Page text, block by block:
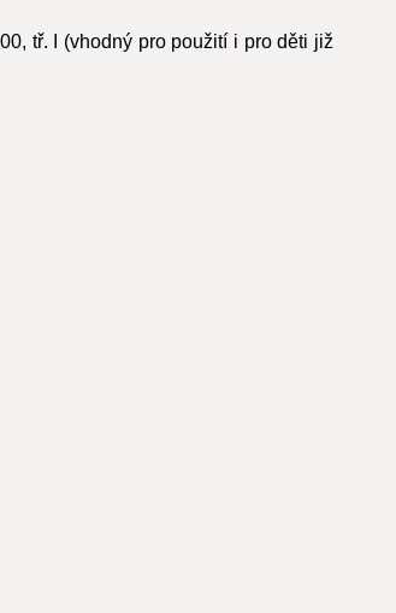
tř. I (vhodný pro použití i pro děti již